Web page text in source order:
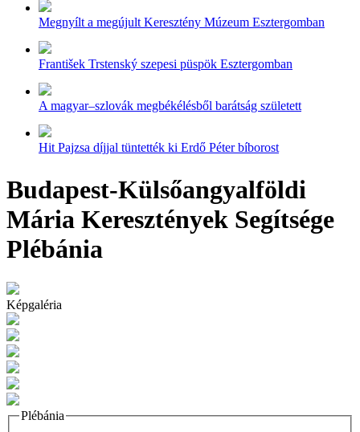
Megnyílt a megújult Keresztény Múzeum Esztergomban
František Trstenský szepesi püspök Esztergomban
A magyar–szlovák megbékélésből barátság született
Hit Pajzsa díjjal tüntették ki Erdő Péter bíborost
Budapest-Külsőangyalföldi
Mária Keresztények Segítsége
Plébánia
Képgaléria
Plébánia